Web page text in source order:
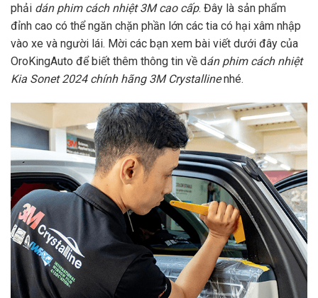
phải dán phim cách nhiệt 3M cao cấp. Đây là sản phẩm
đỉnh cao có thể ngăn chặn phần lớn các tia có hại xâm nhập
vào xe và người lái. Mời các bạn xem bài viết dưới đây của
OroKingAuto để biết thêm thông tin về dán phim cách nhiệt
Kia Sonet 2024 chính hãng 3M Crystalline nhé.